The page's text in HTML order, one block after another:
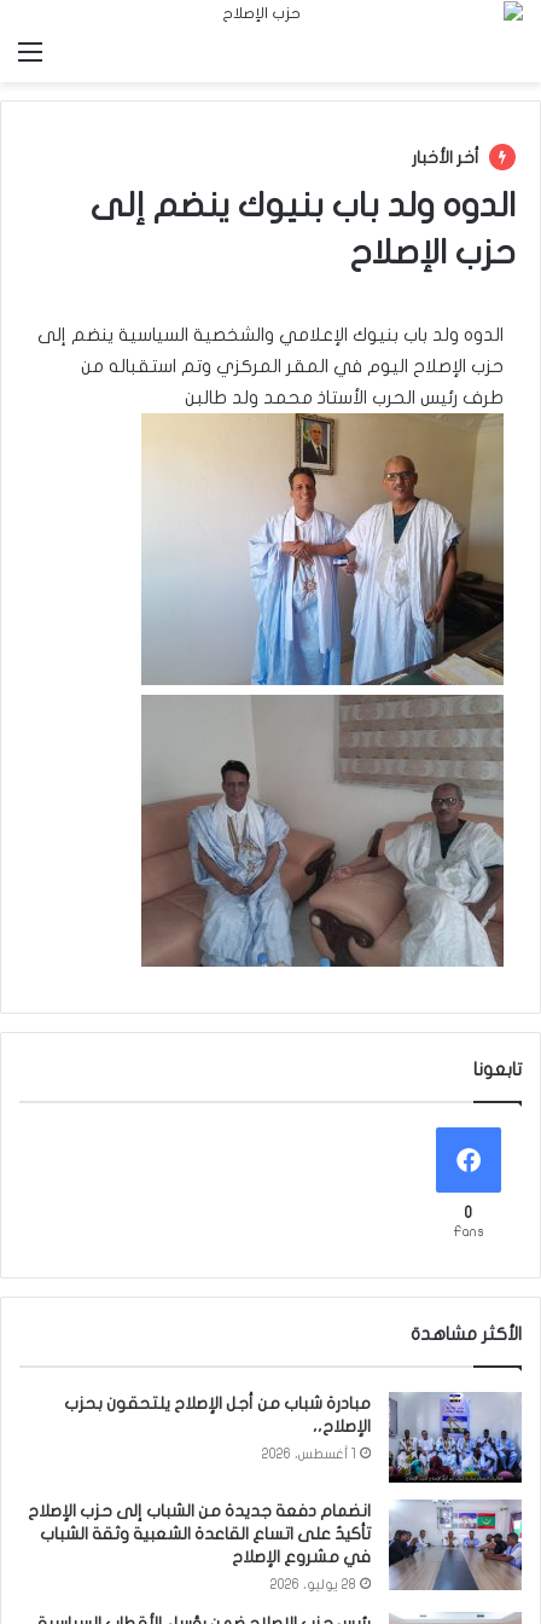
أخر الأخبار
الدوه ولد باب بنيوك ينضم إلى
حزب الإصلاح
الدوه ولد باب بنيوك الإعلامي والشخصية السياسية ينضم إلى
حزب الإصلاح اليوم في المقر المركزي وتم استقباله من
طرف رئيس الحرب الأستاذ محمد ولد طالبن
تابعونا
0
Fans
الأكثر مشاهدة
مبادرة شباب من أجل الإصلاح يلتحقون بحزب
الإصلاح،،
انضمام دفعة جديدة من الشباب إلى حزب الإصلاح
تأكيدٌ على اتساع القاعدة الشعبية وثقة الشباب
في مشروع الإصلاح
28 يوليو، 2026